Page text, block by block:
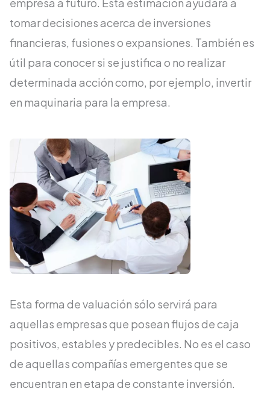
tomar decisiones acerca de inversiones
financieras, fusiones o expansiones. También es
útil para conocer si se justifica o no realizar
determinada acción como, por ejemplo, invertir
en maquinaria para la empresa.
Esta forma de valuación sólo servirá para
aquellas empresas que posean flujos de caja
positivos, estables y predecibles. No es el caso
de aquellas compañías emergentes que se
encuentran en etapa de constante inversión.